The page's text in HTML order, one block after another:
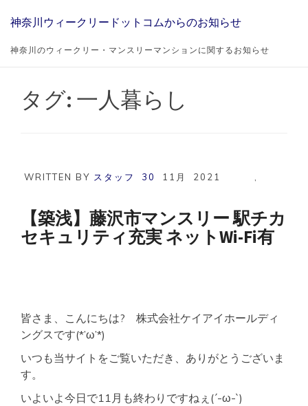
神奈川ウィークリードットコムからのお知らせ
神奈川のウィークリー・マンスリーマンションに関するお知らせ
タグ: 一人暮らし
WRITTEN BY スタッフ 30 11月 ,
2021
【築浅】藤沢市マンスリー 駅チカ
セキュリティ充実 ネットWi-Fi有
皆さま、こんにちは? 株式会社ケイアイホールディ
ングスです(*’ω’*)
いつも当サイトをご覧いただき、ありがとうございま
す。
いよいよ今日で11月も終わりですねぇ(´-ω-`)